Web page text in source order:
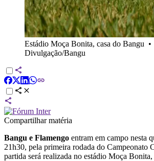
Estádio Moça Bonita, casa do Bangu •
Divulgação/Bangu
Compartilhar matéria
Bangu e Flamengo entram em campo nesta
21h30, pela primeira rodada do Campeonato
partida será realizada no estádio Moça